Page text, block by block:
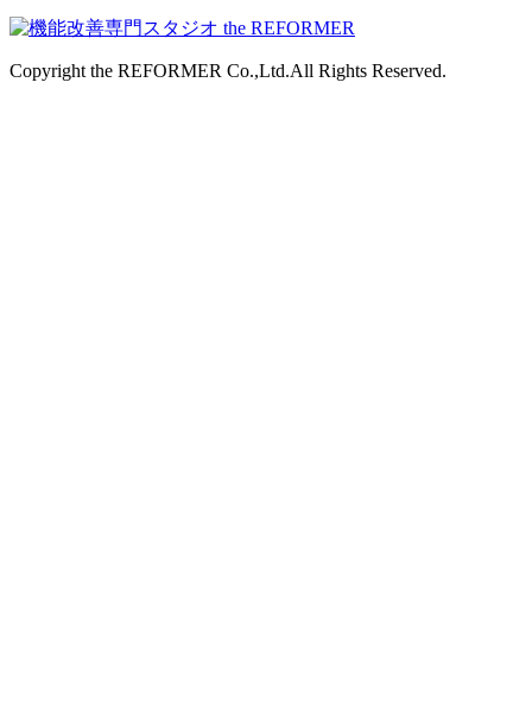
Copyright the REFORMER Co.,Ltd.All Rights Reserved.